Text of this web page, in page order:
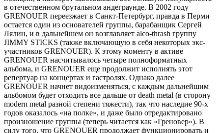
в отечественном брутальном андеграунде. В 2002 году
GRENOUER переезжает в Санкт-Петербург, правда в Перми
остается один из основателей группы, барабанщик Сергей
Лялин, и в дальнейшем он возглавляет alco-thrash группу
JIMMY STICKS (также включающую в себя некоторых экс-
участников GRENOUER). К этому моменту в активе
GRENOUER насчитывалось четыре полноформатных
альбома, и GRENOUER еще продолжит исполнять этот
репертуар на концертах и гастролях. Однако далее
GRENOUER начнет видоизменяться, с каждым дальнейшим
альбомом будет отходить все дальше от death metal (в сторону
modern metal разной степени тяжести), так что наследие 90-х
годов оказалось «на полке», и даже было отредактировано
произношение группы (теперь читается как «Греновер»). В
силу того, что GRENOUER продолжает функционировать и